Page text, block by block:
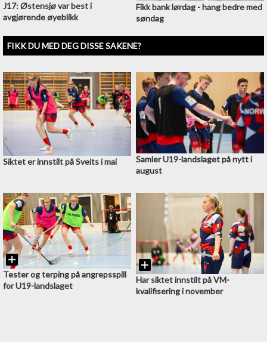
J17: Østensjø var best i
avgjørende øyeblikk
Fikk bank lørdag - hang bedre med
søndag
FIKK DU MED DEG DISSE SAKENE?
Siktet er innstilt på Sveits i mai
Samler U19-landslaget på nytt i
august
Tester og terping på angrepsspill
for U19-landslaget
Har siktet innstilt på VM-
kvalifisering i november